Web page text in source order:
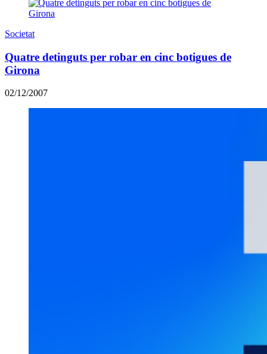
Societat
Quatre detinguts per robar en cinc botigues de
Girona
02/12/2007